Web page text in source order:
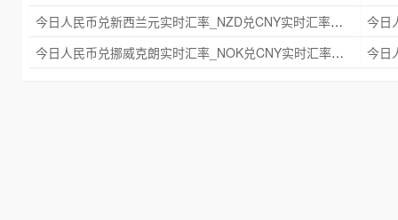
今日人民币兑新西兰元实时汇率_NZD兑CNY实时汇率查询 2025年09月21日
今日人民币兑挪威克朗实时汇率_NOK兑CNY实时汇率查询 2025年09月21日